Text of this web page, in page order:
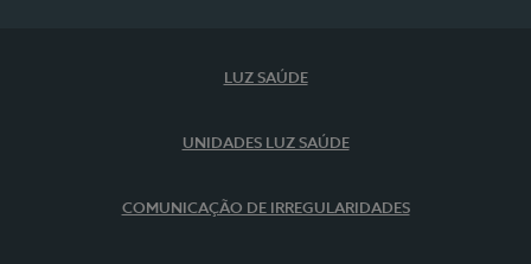
LUZ SAÚDE
UNIDADES LUZ SAÚDE
COMUNICAÇÃO DE IRREGULARIDADES